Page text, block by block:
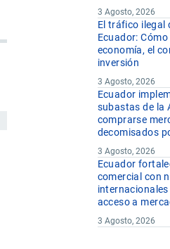
3 Agosto, 2026
El tráfico ilegal
Ecuador:
economía, el
inversión
3 Agosto, 2026
Ecuador
subastas de la
comprarse
decomisados
3 Agosto, 2026
Ecuador
comercial con
acceso a
3 Agosto, 2026